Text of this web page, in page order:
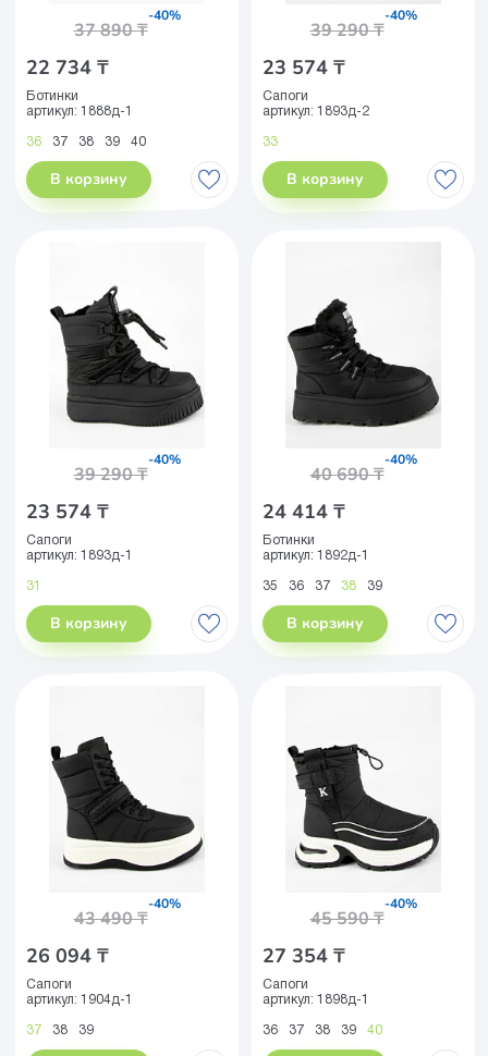
22 734 ₸
37 890 ₸
-40%
Ботинки
артикул: 1888д-1
36 37 38 39 40
В корзину
23 574 ₸
39 290 ₸
-40%
Сапоги
артикул: 1893д-2
33
В корзину
23 574 ₸
39 290 ₸
-40%
Сапоги
артикул: 1893д-1
31
В корзину
24 414 ₸
40 690 ₸
-40%
Ботинки
артикул: 1892д-1
35 36 37 38 39
В корзину
26 094 ₸
43 490 ₸
-40%
Сапоги
артикул: 1904д-1
37 38 39
27 354 ₸
45 590 ₸
-40%
Сапоги
артикул: 1898д-1
36 37 38 39 40